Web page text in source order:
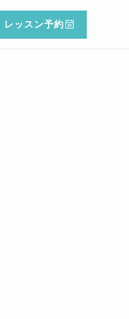
レッスン予約